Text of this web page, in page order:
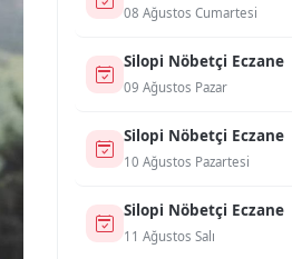
08 Ağustos Cumartesi
Si̇lopi̇ Nöbetçi Eczane
09 Ağustos Pazar
Si̇lopi̇ Nöbetçi Eczane
10 Ağustos Pazartesi
Si̇lopi̇ Nöbetçi Eczane
11 Ağustos Salı